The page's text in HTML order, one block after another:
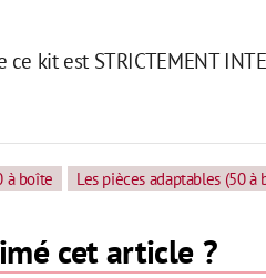
kit est STRICTEMENT
à boîte Les pièces adaptables (50 à
cet article ?